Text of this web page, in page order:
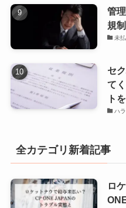
管
規
未
セ
て
ト
ハ
全カテゴリ新着記事
ロ